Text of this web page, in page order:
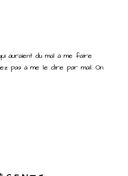
auraient du mal à me faire
pas à me le dire par mail. On